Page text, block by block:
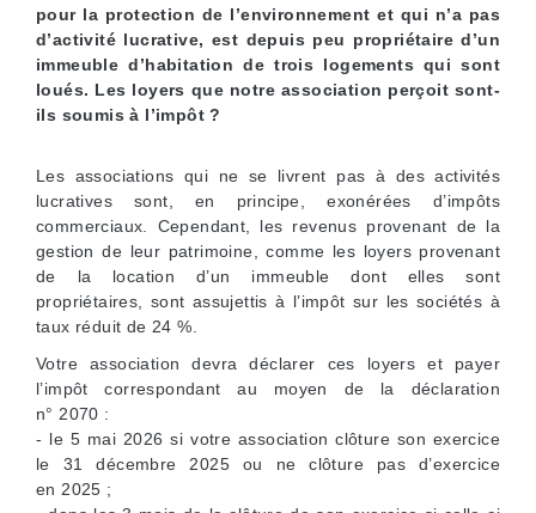
pour la protection de l’environnement et qui n’a pas
d’activité lucrative, est depuis peu propriétaire d’un
immeuble d’habitation de trois logements qui sont
loués. Les loyers que notre association perçoit sont-
ils soumis à l’impôt ?
Les associations qui ne se livrent pas à des activités
lucratives sont, en principe, exonérées d’impôts
commerciaux. Cependant, les revenus provenant de la
gestion de leur patrimoine, comme les loyers provenant
de la location d’un immeuble dont elles sont
propriétaires, sont assujettis à l’impôt sur les sociétés à
taux réduit de 24 %.
Votre association devra déclarer ces loyers et payer
l’impôt correspondant au moyen de la déclaration
n° 2070 :
- le 5 mai 2026 si votre association clôture son exercice
le 31 décembre 2025 ou ne clôture pas d’exercice
en 2025 ;